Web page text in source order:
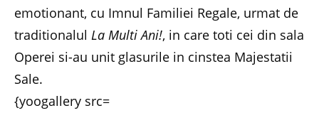
emotionant, cu Imnul Familiei Regale, urmat de
traditionalul La Multi Ani!, in care toti cei din sala
Operei si-au unit glasurile in cinstea Majestatii
Sale.
{yoogallery src=